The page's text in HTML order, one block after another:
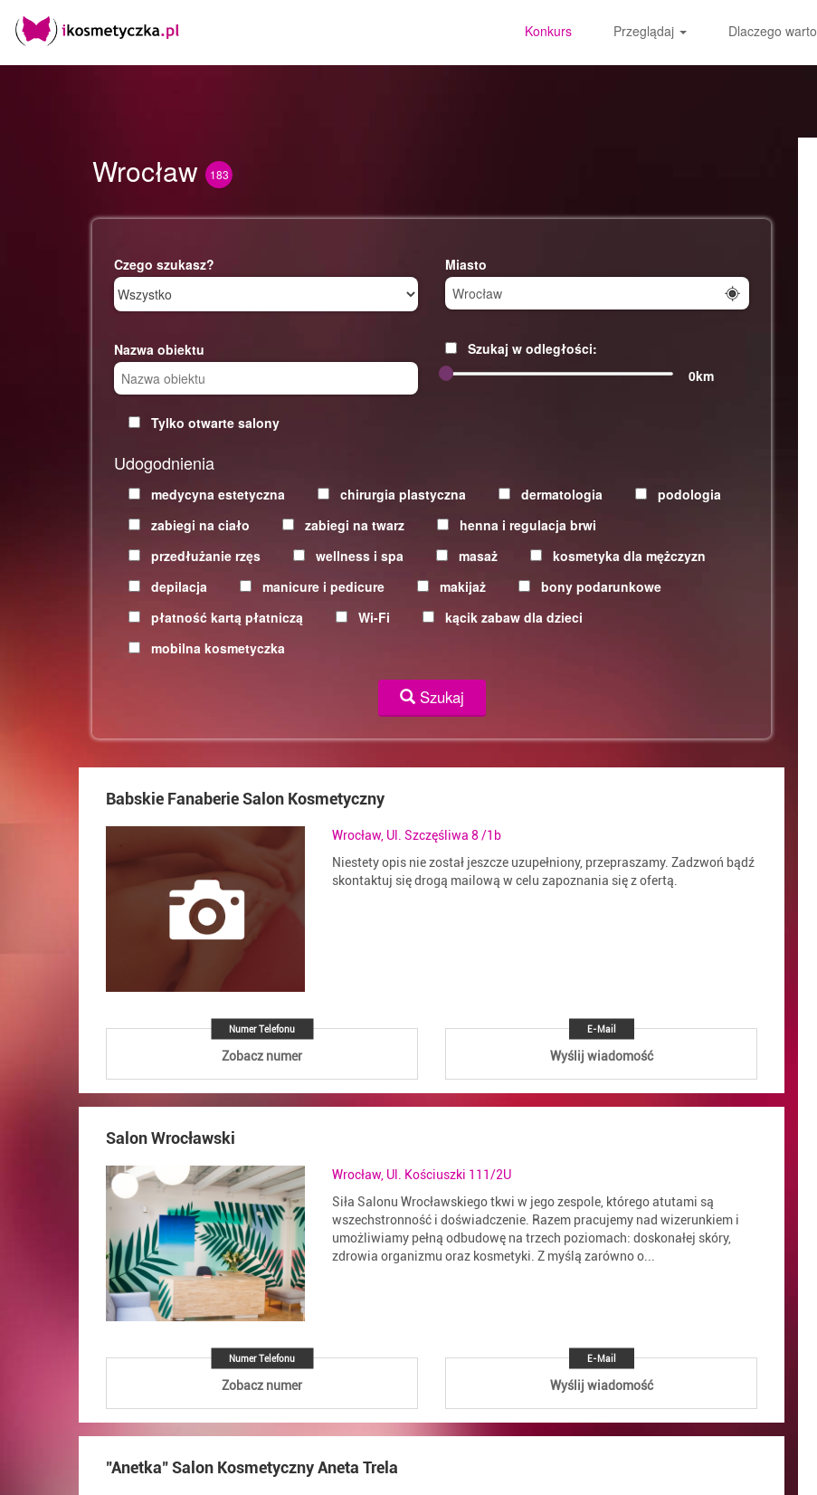
Konkurs Przeglądaj Dlaczego warto
Wrocław 183
Czego szukasz? Miasto
Nazwa obiektu
Szukaj w odległości:
0km
Tylko otwarte salony
Udogodnienia
medycyna estetyczna chirurgia plastyczna dermatologia
podologia
zabiegi na ciało
zabiegi na twarz
henna i regulacja brwi
przedłużanie rzęs
wellness i spa masaż
kosmetyka dla mężczyzn
depilacja
manicure i pedicure makijaż
bony podarunkowe
płatność kartą płatniczą
Wi-Fi
kącik zabaw dla dzieci
mobilna kosmetyczka
Szukaj
Babskie Fanaberie Salon Kosmetyczny
Wrocław, Ul. Szczęśliwa 8 /1b
Niestety opis nie został jeszcze uzupełniony, przepraszamy. Zadzwoń bądź
skontaktuj się drogą mailową w celu zapoznania się z ofertą.
Numer Telefonu
Zobacz numer
E-Mail
Wyślij wiadomość
Salon Wrocławski
Wrocław, Ul. Kościuszki 111/2U
Siła Salonu Wrocławskiego tkwi w jego zespole, którego atutami są
wszechstronność i doświadczenie. Razem pracujemy nad wizerunkiem i
umożliwiamy pełną odbudowę na trzech poziomach: doskonałej skóry,
zdrowia organizmu oraz kosmetyki. Z myślą zarówno o...
Numer Telefonu
Zobacz numer
E-Mail
Wyślij wiadomość
"Anetka" Salon Kosmetyczny Aneta Trela